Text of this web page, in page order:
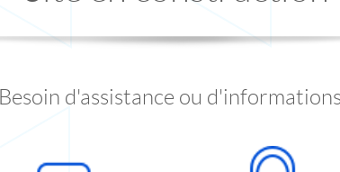
Besoin d'assistance ou